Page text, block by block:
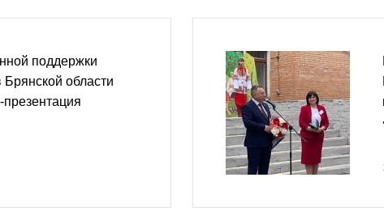
поддержки
области